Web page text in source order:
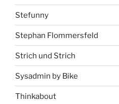
Stefunny
Stephan Flommersfeld
Strich und Strich
Sysadmin by Bike
Thinkabout